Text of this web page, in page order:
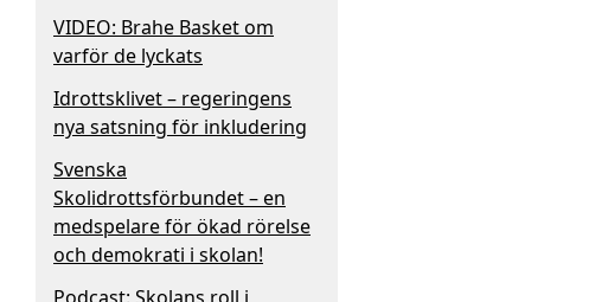
VIDEO: Brahe Basket om
varför de lyckats
Idrottsklivet – regeringens
nya satsning för inkludering
Svenska
Skolidrottsförbundet – en
medspelare för ökad rörelse
och demokrati i skolan!